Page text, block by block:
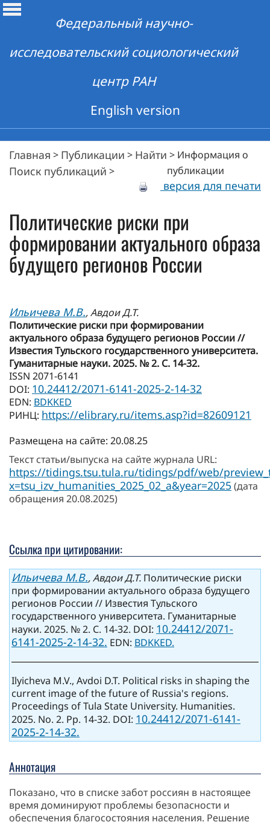
Федеральный научно-
исследовательский социологический
центр РАН
English version
Главная > Публикации > Найти >
Поиск публикаций >
Информация о
публикации
версия для печати
Политические риски при
формировании актуального образа
будущего регионов России
Ильичева М.В., Авдои Д.Т.
Политические риски при формировании
актуального образа будущего регионов России //
Известия Тульского государственного университета.
Гуманитарные науки. 2025. № 2. С. 14-32.
ISSN 2071-6141
DOI: 10.24412/2071-6141-2025-2-14-32
EDN: BDKKED
РИНЦ: https://elibrary.ru/items.asp?id=82609121
Размещена на сайте: 20.08.25
Текст статьи/выпуска на сайте журнала URL:
https://tidings.tsu.tula.ru/tidings/pdf/web/
x=tsu_izv_humanities_2025_02_a&year=2025 (дата
обращения 20.08.2025)
Ссылка при цитировании:
Ильичева М.В., Авдои Д.Т. Политические риски
при формировании актуального образа будущего
регионов России // Известия Тульского
государственного университета. Гуманитарные
науки. 2025. № 2. С. 14-32. DOI: 10.24412/2071-
6141-2025-2-14-32. EDN: BDKKED.
Ilyicheva M.V., Avdoi D.T. Political risks in shaping the
current image of the future of Russia's regions.
Proceedings of Tula State University. Humanities.
2025. No. 2. Pp. 14-32. DOI: 10.24412/2071-6141-
2025-2-14-32.
Аннотация
Показано, что в списке забот россиян в настоящее
время доминируют проблемы безопасности и
обеспечения благосостояния населения. Решение